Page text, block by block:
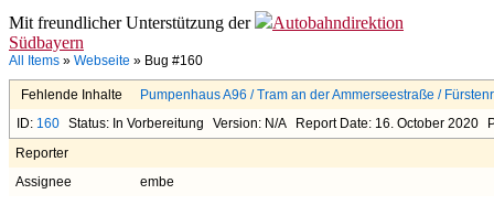
Mit freundlicher Unterstützung der
Autobahndirektion
Südbayern
All Items » Webseite » Bug #160
Fehlende Inhalte
Pumpenhaus A96 / Tram an der Ammerseestraße /
ID: 160 Status: In Vorbereitung Version: N/A Report Date: 16. October 2020
Reporter
Assignee
embe